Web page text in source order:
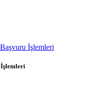
İşlemleri